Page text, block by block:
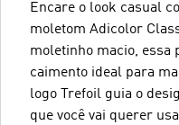
Encare o look casual
moletom Adicolor
moletinho macio, essa
caimento ideal para
logo Trefoil guia o
que você vai querer